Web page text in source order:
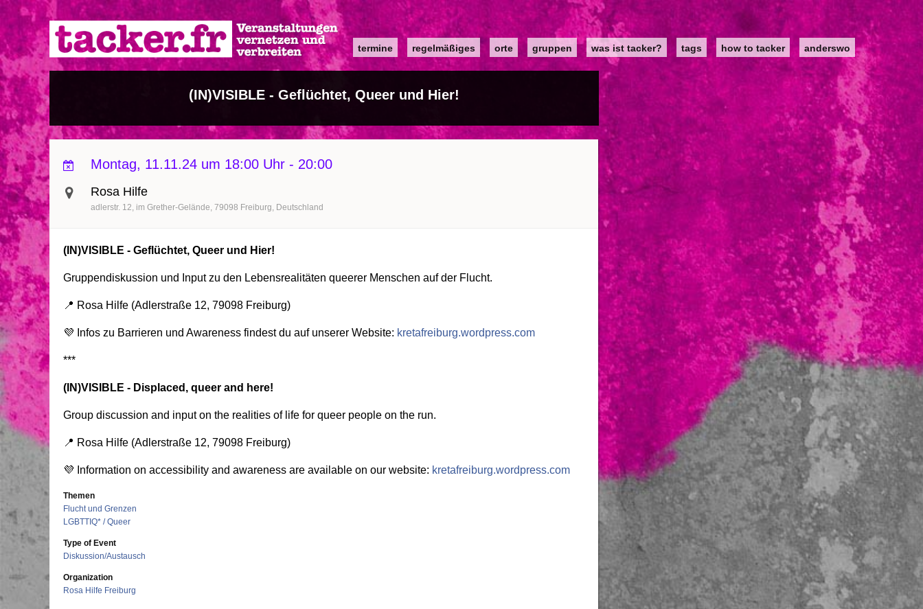
Direkt
zum
Inhalt
Main
navigation
termine regelmäßiges orte gruppen was ist tacker? tags how to tacker anderswo
(IN)VISIBLE - Geflüchtet, Queer und Hier!
Montag, 11.11.24 um 18:00 Uhr - 20:00
Rosa Hilfe
adlerstr. 12 im Grether-Gelände 79098 Freiburg Deutschland
(IN)VISIBLE - Geflüchtet, Queer und Hier!
Gruppendiskussion und Input zu den Lebensrealitäten queerer Menschen auf der Flucht.
📍 Rosa Hilfe (Adlerstraße 12, 79098 Freiburg)
💜 Infos zu Barrieren und Awareness findest du auf unserer Website: kretafreiburg.wordpress.com
***
(IN)VISIBLE - Displaced, queer and here!
Group discussion and input on the realities of life for queer people on the run.
📍 Rosa Hilfe (Adlerstraße 12, 79098 Freiburg)
💜 Information on accessibility and awareness are available on our website: kretafreiburg.wordpress.com
Themen
Flucht und Grenzen
LGBTTIQ* / Queer
Type of Event
Diskussion/Austausch
Organization
Rosa Hilfe Freiburg